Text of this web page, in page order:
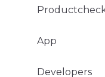
App
Developers